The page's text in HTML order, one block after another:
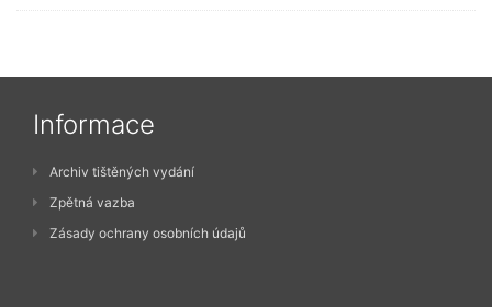
Informace
Archiv tištěných vydání
Zpětná vazba
Zásady ochrany osobních údajů